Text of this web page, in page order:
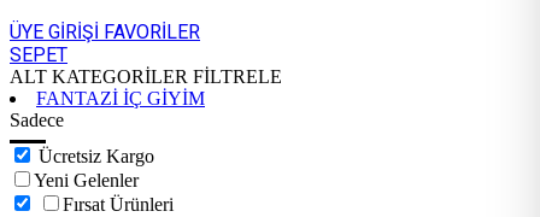
ÜYE GİRİŞİ FAVORİLER
SEPET
ALT KATEGORİLER FİLTRELE
FANTAZİ İÇ GİYİM
Sadece
Ücretsiz Kargo
Yeni Gelenler
Fırsat Ürünleri